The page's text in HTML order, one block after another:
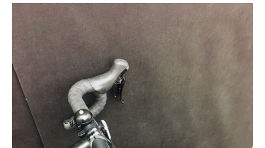
その他
会社概要
個人情報保護